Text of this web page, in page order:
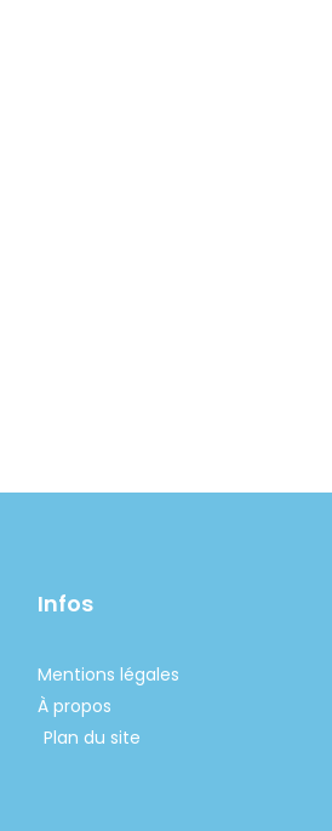
Infos
Mentions légales
À propos
Plan du site